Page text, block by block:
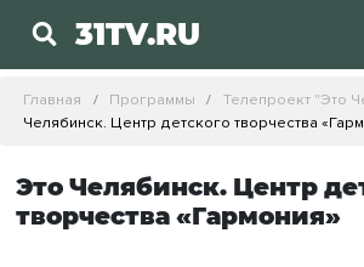
31TV.RU
Главная Программы Телепроект "Это
Челябинск. Центр детского творчества
Это Челябинск. Центр
творчества «Гармония»